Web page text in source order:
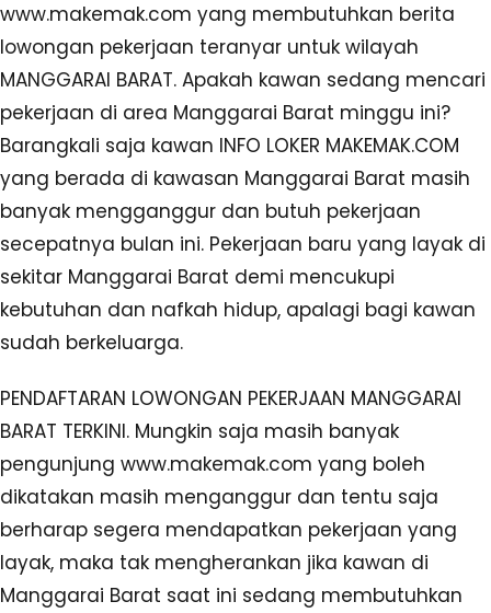
www.makemak.com yang membutuhkan berita
lowongan pekerjaan teranyar untuk wilayah
MANGGARAI BARAT. Apakah kawan sedang mencari
pekerjaan di area Manggarai Barat minggu ini?
Barangkali saja kawan INFO LOKER MAKEMAK.COM
yang berada di kawasan Manggarai Barat masih
banyak mengganggur dan butuh pekerjaan
secepatnya bulan ini. Pekerjaan baru yang layak di
sekitar Manggarai Barat demi mencukupi
kebutuhan dan nafkah hidup, apalagi bagi kawan
sudah berkeluarga.
PENDAFTARAN LOWONGAN PEKERJAAN MANGGARAI
BARAT TERKINI. Mungkin saja masih banyak
pengunjung www.makemak.com yang boleh
dikatakan masih menganggur dan tentu saja
berharap segera mendapatkan pekerjaan yang
layak, maka tak mengherankan jika kawan di
Manggarai Barat saat ini sedang membutuhkan